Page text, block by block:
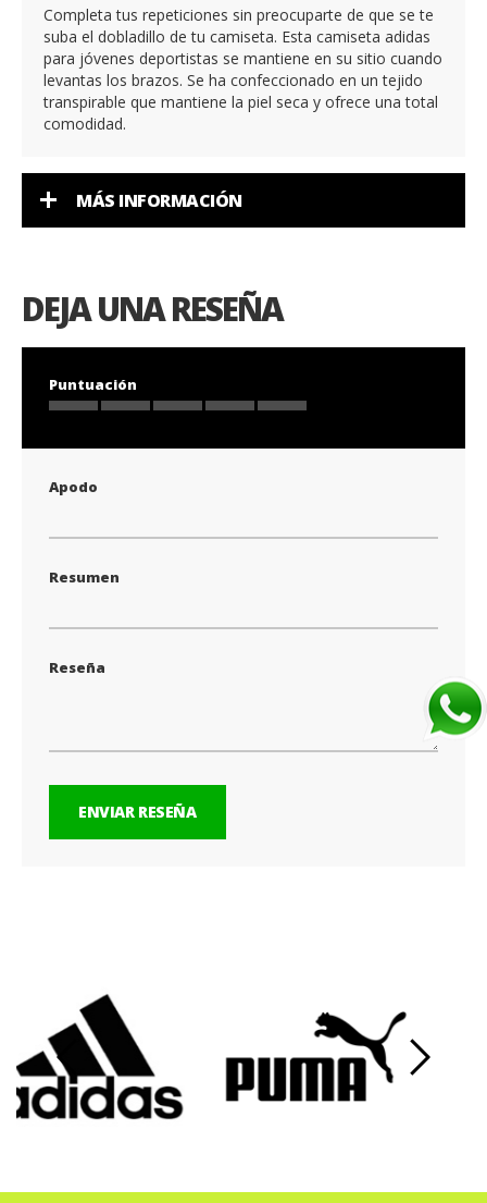
Completa tus repeticiones sin preocuparte de que se te
suba el dobladillo de tu camiseta. Esta camiseta adidas
para jóvenes deportistas se mantiene en su sitio cuando
levantas los brazos. Se ha confeccionado en un tejido
transpirable que mantiene la piel seca y ofrece una total
comodidad.
MÁS INFORMACIÓN
DEJA UNA RESEÑA
Puntuación
star
stars
stars
stars
stars
Apodo
Resumen
Reseña
ENVIAR RESEÑA
›